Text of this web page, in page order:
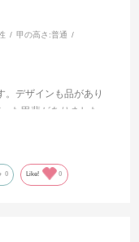
甲の高さ:普通
。デザインも品があり
た甲斐がありました。
0 Like! 0